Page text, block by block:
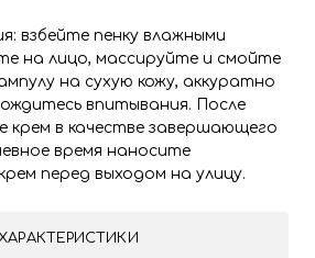
взбейте пенку влажными
на лицо, массируйте и смойте
на сухую кожу, аккуратно
впитывания. После
крем в качестве завершающего
время наносите
перед выходом на улицу.